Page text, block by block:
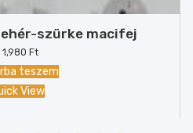
szürke macifej
1,980 Ft
teszem
View